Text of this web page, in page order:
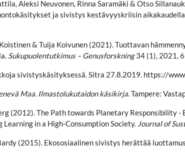
Aleksi Neuvonen, Rinna Saramäki & Otso
ja sivistys kestävyyskriisin
& Tuija Koivunen (2021). Tuottavan
Sukupuolentutkimus – Genusforskning34 (1), 2021,
sivistyskäsityksessä. Sitra 27.8.2019. https://
Maa. Ilmastolukutaidon käsikirja. Tampere:
(2012). The Path towards Planetary Responsibility
Learning in a High-Consumption Society. Journal of
(2015). Ekososiaalinen sivistys herättää